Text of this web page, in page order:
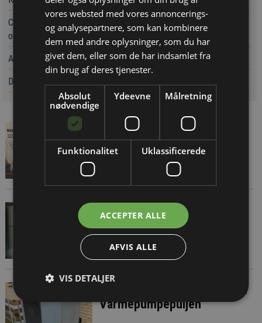
Chef i Forsvarets Materiel- og Indkøbsstyrelse tiltalt for
omfattende og grov millionsvig
Aarsleff vinder energiprojekter til 3,7 milliarder kroner
Det bliver lettere at handle hos Davidsen øst for Storebælt
Ulovligt gør-det-selv kan få
alvorlige konsekvenser
Tom Erhvervspulje skader
grøn omstilling
200 millioner kroner ekstra i
Varmepumpepuljen
vores websted med vores annoncerings-
og analysepartnere, som kan kombinere
dem med andre oplysninger, som du har
givet dem, eller som de har indsamlet fra
din brug af deres tjenester.
Absolut
nødvendige
Ydeevne Målretning
Funktionalitet Uklassificerede
ACCEPTER ALLE
AFVIS ALLE
VIS DETALJER